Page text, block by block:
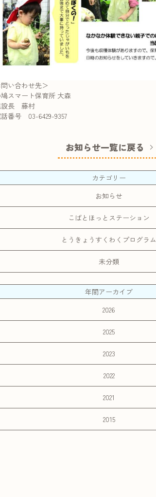
い合わせ先＞
スマート保育所 大森
長 藤村
番号 03-6429-9357
お知らせ一覧に戻る
カテゴリー
お知らせ
こばとほっとステーション
とうきょうすくわくプログラム
未分類
年間アーカイブ
2026
2025
2023
2022
2021
2015